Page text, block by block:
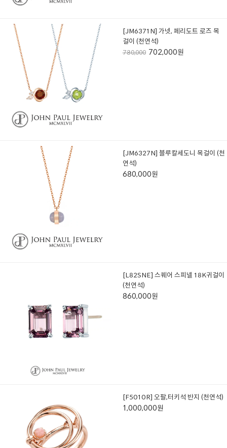
[JM6371N] 가넷, 페리도트 로즈 목
걸이 (천연석)
780,000 702,000원
[JM6327N] 블루칼세도니 목걸이 (천
연석)
680,000원
[L82SNE] 스퀘어 스피넬 18K귀걸이
(천연석)
860,000원
[F5010R] 오팔,터키석 반지 (천연석)
1,000,000원